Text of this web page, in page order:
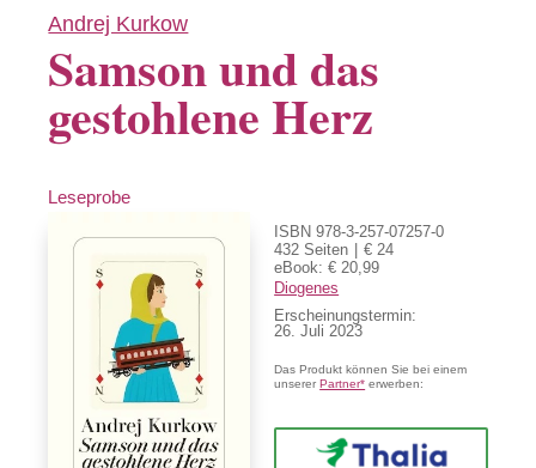
Andrej Kurkow
Samson und das
gestohlene Herz
Leseprobe
ISBN 978-3-257-07257-0
432 Seiten
€ 24
eBook: € 20,99
Diogenes
Erscheinungstermin:
26. Juli 2023
Das Produkt können Sie bei einem
unsererPartner* erwerben:
Thalia